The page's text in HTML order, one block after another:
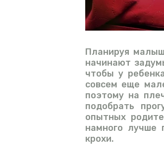
Планируя
начинают
чтобы у
совсем еще
поэтому на
подобрать
опытных
намного лучше
крохи.